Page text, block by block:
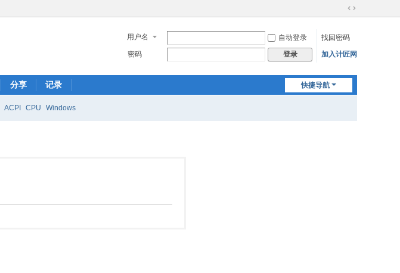
切
到
宽
用户名 自动登录
找回密码
密码
登录 加入计匠网
快捷导航
分享 记录
ACPI CPU Windows